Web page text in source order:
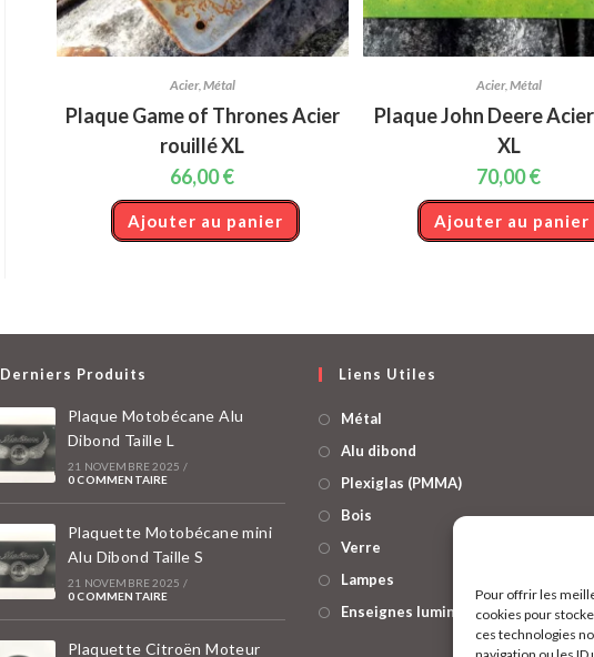
Pour offrir les
cookies pour
ces technologies
Acier,Métal
Plaque Game of Thrones Acier
rouillé XL
66,00€
Ajouter au panier
Acier,Métal
Plaque John Deere
XL
70,00€
Ajouter au panier
Derniers Produits
Plaque Motobécane Alu
Dibond Taille L
21 NOVEMBRE 2025 /
0 COMMENTAIRE
Plaquette Motobécane mini
Alu Dibond Taille S
21 NOVEMBRE 2025 /
0 COMMENTAIRE
Plaquette Citroën Moteur
Liens Utiles
Métal
Alu dibond
Plexiglas (PMMA)
Bois
Verre
Lampes
Enseignes lumineuses